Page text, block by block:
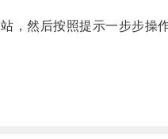
然后按照提示一步步操作